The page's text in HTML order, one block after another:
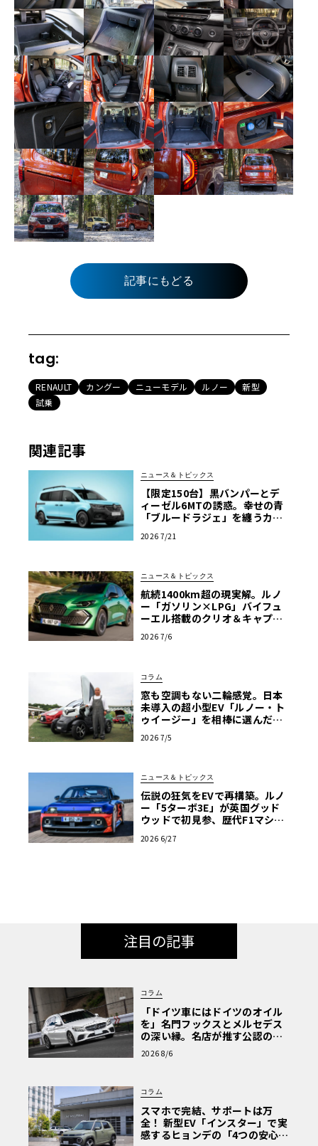
記事にもどる
tag:
RENAULT カングー ニューモデル ルノー
新型
試乗
関連記事
ニュース＆トピックス
【限定150台】黒バンパーとデ
ィーゼル6MTの誘惑。幸せの青
「ブルードラジェ」を纏うカン
2026 7/21
ニュース＆トピックス
航続1400km超の現実解。ルノ
ー「ガソリン×LPG」バイフュ
ーエル搭載のクリオ＆キャプチ
2026 7/6
コラム
窓も空調もない二輪感覚。日本
未導入の超小型EV「ルノー・ト
ゥイージー」を相棒に選んだ理
2026 7/5
ニュース＆トピックス
伝説の狂気をEVで再構築。ルノ
ー「5ターボ3E」が英国グッド
ウッドで初見参、歴代F1マシン
2026 6/27
注目の記事
コラム
「ドイツ車にはドイツのオイル
を」名門フックスとメルセデス
の深い縁。名店が推す公認の安
心と、Cクラスで味わうシルキー
な走り〈PR〉
2026 8/6
コラム
スマホで完結、サポートは万
全！ 新型EV「インスター」で実
感するヒョンデの「4つの安心」